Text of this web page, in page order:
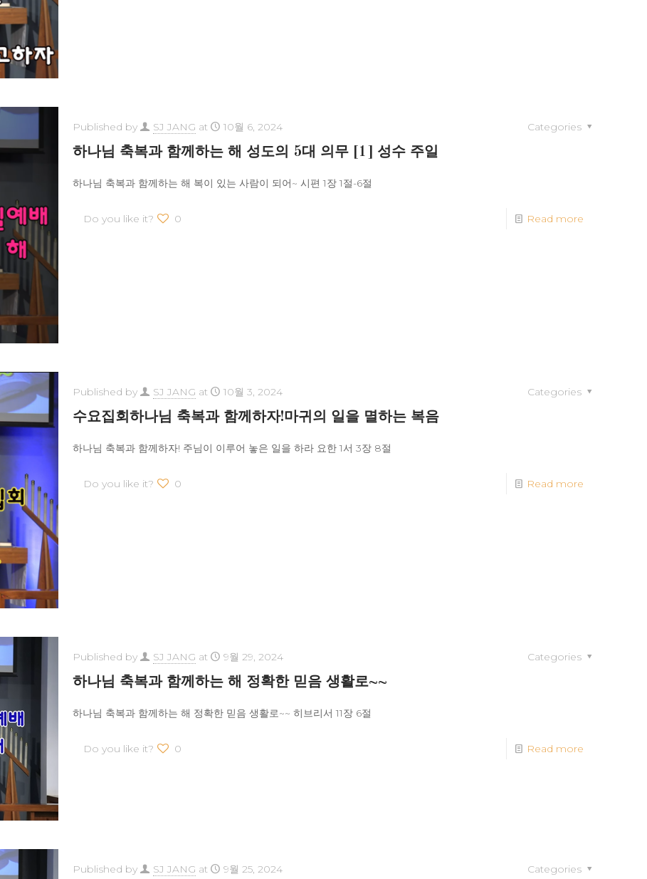
Published by SJ JANG at 10월 6, 2024 Categories
하나님 축복과 함께하는 해 성도의 5대 의무 [1] 성수 주일
하나님 축복과 함께하는 해 복이 있는 사람이 되어~ 시편 1장 1절-6절
Do you like it? 0 Read more
Published by SJ JANG at 10월 3, 2024 Categories
수요집회하나님 축복과 함께하자!마귀의 일을 멸하는 복음
하나님 축복과 함께하자! 주님이 이루어 놓은 일을 하라 요한 1서 3장 8절
Do you like it? 0 Read more
Published by SJ JANG at 9월 29, 2024 Categories
하나님 축복과 함께하는 해 정확한 믿음 생활로~~
하나님 축복과 함께하는 해 정확한 믿음 생활로~~ 히브리서 11장 6절
Do you like it? 0 Read more
Published by SJ JANG at 9월 25, 2024 Categories